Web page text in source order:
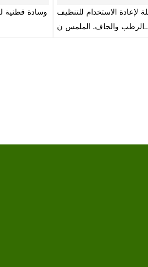
فائقة النعومة بدون كحول وتهيج. انها مناسبة
لحديثي الولادة مس...